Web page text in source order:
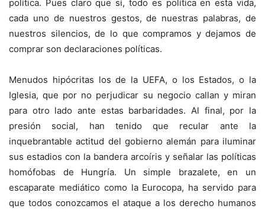
política. Pues claro que sí, todo es política en esta vida,
cada uno de nuestros gestos, de nuestras palabras, de
nuestros silencios, de lo que compramos y dejamos de
comprar son declaraciones políticas.
Menudos hipócritas los de la UEFA, o los Estados, o la
Iglesia, que por no perjudicar su negocio callan y miran
para otro lado ante estas barbaridades. Al final, por la
presión social, han tenido que recular ante la
inquebrantable actitud del gobierno alemán para iluminar
sus estadios con la bandera arcoíris y señalar las políticas
homófobas de Hungría. Un simple brazalete, en un
escaparate mediático como la Eurocopa, ha servido para
que todos conozcamos el ataque a los derecho humanos